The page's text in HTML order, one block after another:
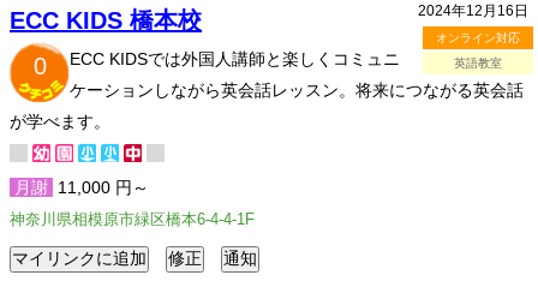
2024年12月16日
オンライン対応
英語教室
ECC KIDS 橋本校
0
ECC KIDSでは外国人講師と楽しくコミュニ
ケーションしながら英会話レッスン。将来につながる英会話
が学べます。
月謝 11,000 円～
神奈川県相模原市緑区橋本6-4-4-1F